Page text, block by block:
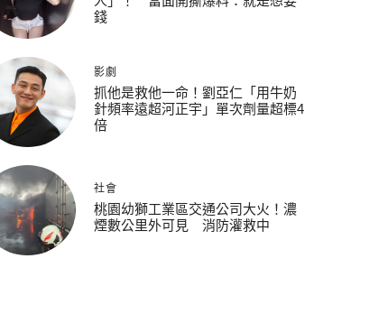
錢
影劇
抓他是救他一命！劉亞仁「用牛奶
針頻率遠超河正宇」單次劑量超標4
倍
社會
桃園幼獅工業區交通公司大火！濃
煙數公里外可見 消防灌救中